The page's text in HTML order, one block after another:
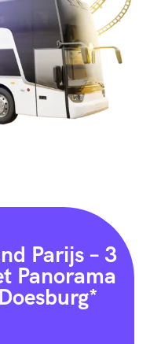
Parijs – 3
Panorama